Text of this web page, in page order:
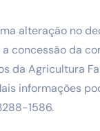
alteração no
concessão da
da Agricultura
informações
1586.